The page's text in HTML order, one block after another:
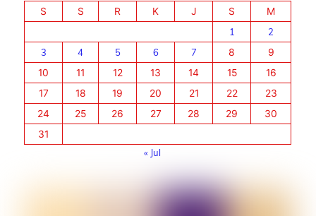
S
S R K J S
M
1
2
3
4 5 6 7 8
9
10
11 12 13 14 15
16
17
18 19 20 21 22
23
24
25 26 27 28 29
30
31
« Jul